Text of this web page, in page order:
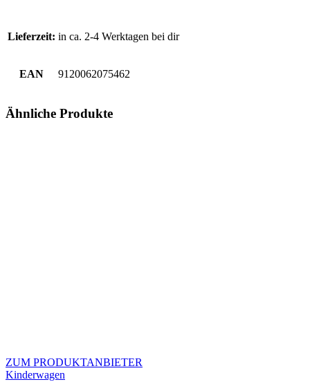
Lieferzeit: in ca. 2-4 Werktagen bei dir
EAN 9120062075462
Ähnliche Produkte
ZUM PRODUKTANBIETER
Kinderwagen